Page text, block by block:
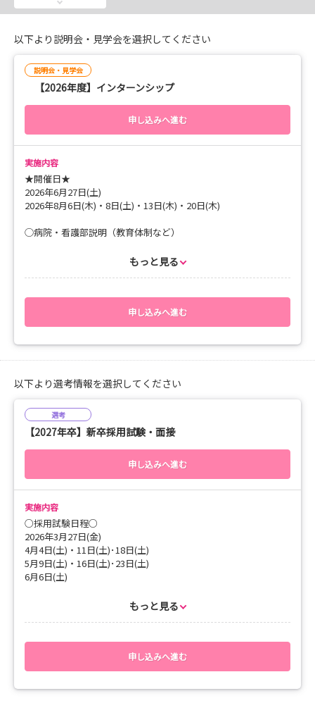
【時間】9：00-12：30（8：45受付開始）
・病院、看護部説明
・院内見学ツアー
・病棟見学
★2027年新卒採用試験★
8/26(水)・8/27(木)・8/28(金)
【時間】9：00-12：00
ページよりお願いします。
みなさまのご応募お待ちしております。
以下より説明会・見学会を選択してください
説明会・見学会
【2026年度】インターンシップ
申し込みへ進む
実施内容
★開催日★
2026年6月27日(土)
2026年8月6日(木)・8日(土)・13日(木)・20日(木)
◯病院・看護部説明（教育体制など）
もっと見る
申し込みへ進む
以下より選考情報を選択してください
選考
【2027年卒】新卒採用試験・面接
申し込みへ進む
実施内容
○採用試験日程○
2026年3月27日(金)
4月4日(土)・11日(土)･18日(土)
5月9日(土)・16日(土)･23日(土)
6月6日(土)
筆記試験・面接
もっと見る
申し込みへ進む